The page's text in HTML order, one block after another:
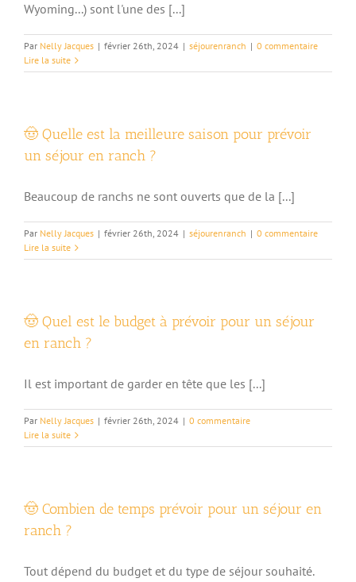
Wyoming...) sont l'une des [...]
Par Nelly Jacques | février 26th, 2024 | séjourenranch | 0 commentaire
Lire la suite
🤠 Quelle est la meilleure saison pour prévoir
un séjour en ranch ?
Beaucoup de ranchs ne sont ouverts que de la [...]
Par Nelly Jacques | février 26th, 2024 | séjourenranch | 0 commentaire
Lire la suite
🤠 Quel est le budget à prévoir pour un séjour
en ranch ?
Il est important de garder en tête que les [...]
Par Nelly Jacques | février 26th, 2024 | 0 commentaire
Lire la suite
🤠 Combien de temps prévoir pour un séjour en
ranch ?
Tout dépend du budget et du type de séjour souhaité.